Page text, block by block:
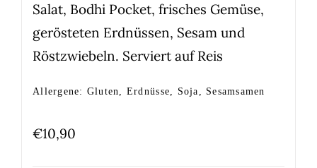
Salat, Bodhi Pocket, frisches Gemüse,
gerösteten Erdnüssen, Sesam und
Röstzwiebeln. Serviert auf Reis
Allergene: Gluten, Erdnüsse, Soja, Sesamsamen
€10,90